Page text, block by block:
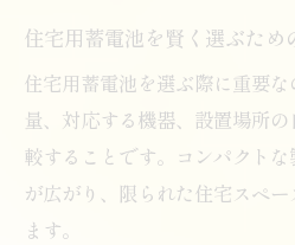
住宅用蓄電池を賢く選ぶため
住宅用蓄電池を選ぶ際に重要
量、対応する機器、設置場所
較することです。コンパクト
が広がり、限られた住宅スペ
ます。